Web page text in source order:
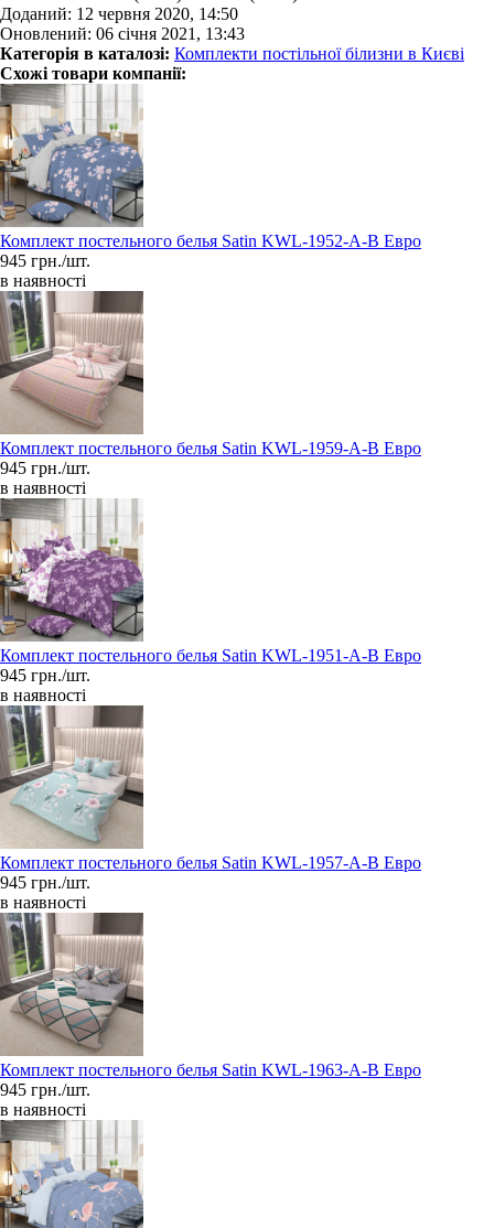
Доданий: 12 червня 2020, 14:50
Оновлений: 06 січня 2021, 13:43
Категорія в каталозі: Комплекти постільної білизни в Києві
Схожі товари компанії:
Комплект постельного белья Satin KWL-1952-A-B Евро
945 грн./шт.
в наявності
Комплект постельного белья Satin KWL-1959-A-B Евро
945 грн./шт.
в наявності
Комплект постельного белья Satin KWL-1951-A-B Евро
945 грн./шт.
в наявності
Комплект постельного белья Satin KWL-1957-A-B Евро
945 грн./шт.
в наявності
Комплект постельного белья Satin KWL-1963-A-B Евро
945 грн./шт.
в наявності